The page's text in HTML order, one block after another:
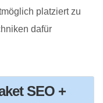
platziert zu
dafür
SEO +